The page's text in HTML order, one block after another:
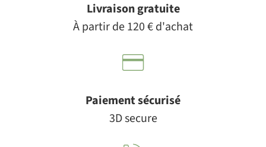
Livraison gratuite
À partir de 120 € d'achat
Paiement sécurisé
3D secure